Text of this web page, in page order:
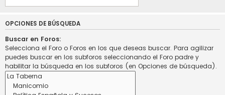
OPCIONES DE BÚSQUEDA
Buscar en Foros:
Selecciona el Foro o Foros en los que deseas buscar. Para agilizar
puedes buscar en los subforos seleccionando el Foro padre y
habilitar la búsqueda en los subforos (en Opciones de búsqueda).